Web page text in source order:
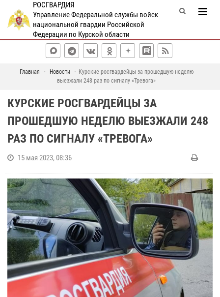
РОСГВАРДИЯ
Управление Федеральной службы войск
национальной гвардии Российской
Федерации по Курской области
Главная Новости
Курские росгвардейцы за прошедшую неделю
выезжали 248 раз по сигналу «Тревога»
КУРСКИЕ РОСГВАРДЕЙЦЫ ЗА
ПРОШЕДШУЮ НЕДЕЛЮ ВЫЕЗЖАЛИ 248
РАЗ ПО СИГНАЛУ «ТРЕВОГА»
15 мая 2023, 08:36